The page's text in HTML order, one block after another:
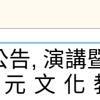
告, 演講
文